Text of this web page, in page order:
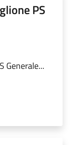
PS
Generale...